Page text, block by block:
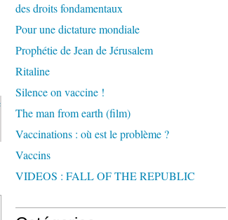
des droits fondamentaux
Pour une dictature mondiale
Prophétie de Jean de Jérusalem
Ritaline
Silence on vaccine !
The man from earth (film)
Vaccinations : où est le problème ?
Vaccins
VIDEOS : FALL OF THE REPUBLIC